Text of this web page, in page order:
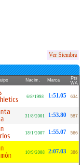
Ver Siembra
Nacim. Marca
Pts
WA
6/8/1998 1:51.05 634
31/8/2001 1:53.80 587
18/1/2007 1:55.07 566
10/9/2008 2:07.03 386